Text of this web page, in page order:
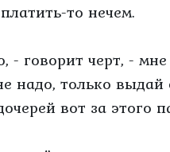
то нечем.
- говорит черт, -
надо, только выдай
вот за этого